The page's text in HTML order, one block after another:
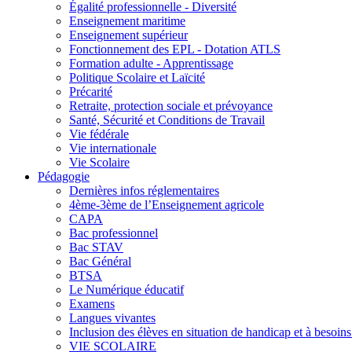
Égalité professionnelle - Diversité
Enseignement maritime
Enseignement supérieur
Fonctionnement des EPL - Dotation ATLS
Formation adulte - Apprentissage
Politique Scolaire et Laïcité
Précarité
Retraite, protection sociale et prévoyance
Santé, Sécurité et Conditions de Travail
Vie fédérale
Vie internationale
Vie Scolaire
Pédagogie
Dernières infos réglementaires
4ème-3ème de l’Enseignement agricole
CAPA
Bac professionnel
Bac STAV
Bac Général
BTSA
Le Numérique éducatif
Examens
Langues vivantes
Inclusion des élèves en situation de handicap et à
VIE SCOLAIRE